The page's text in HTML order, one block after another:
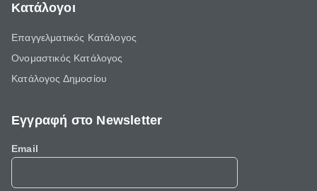
Κατάλογοι
Επαγγελματικός Κατάλογος
Ονομαστικός Κατάλογος
Κατάλογος Δημοσίου
Εγγραφή στο Newsletter
Email